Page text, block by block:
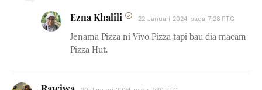
Ezna Khalili 22 Januari 2024 pada 7:28 PTG
Jenama Pizza ni Vivo Pizza tapi bau dia macam
Pizza Hut.